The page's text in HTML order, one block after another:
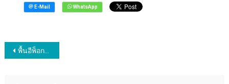
แนะแนว
พื้นอีพ็อกซี่ บริษัท กุลธร เคอร์บี้ ลาดกระบัง